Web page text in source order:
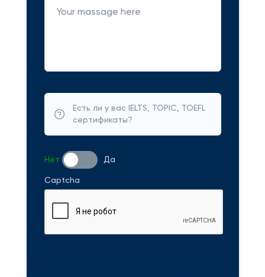
Есть ли у вас IELTS, TOPIC, TOEFL
сертификаты?
Нет Да
Captcha